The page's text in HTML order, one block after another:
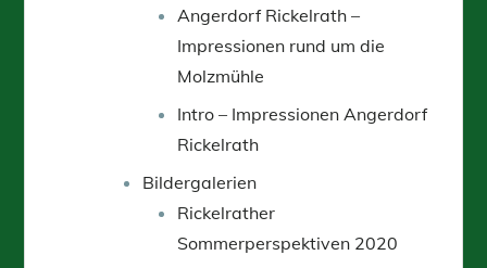
Angerdorf Rickelrath –
Impressionen rund um die
Molzmühle
Intro – Impressionen Angerdorf
Rickelrath
Bildergalerien
Rickelrather
Sommerperspektiven 2020